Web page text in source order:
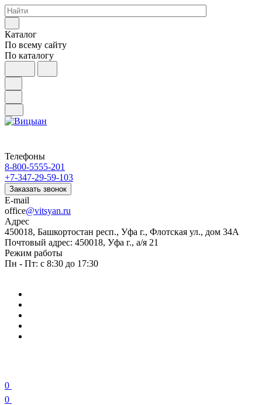
Каталог
По всему сайту
По каталогу
Телефоны
8-800-5555-201
+7-347-29-59-103
Заказать звонок
E-mail
office@vitsyan.ru
Адрес
450018, Башкортостан респ., Уфа г., Флотская ул., дом 34А
Почтовый адрес: 450018, Уфа г., а/я 21
Режим работы
Пн - Пт: с 8:30 до 17:30
0
0